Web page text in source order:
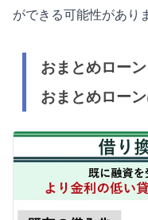
ができる可能性があり
おまとめロー
おまとめロー